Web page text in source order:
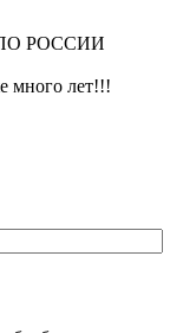
ПО РОССИИ
много лет!!!